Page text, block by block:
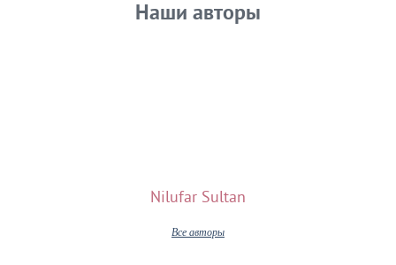
Наши авторы
Nilufar Sultan
Все авторы